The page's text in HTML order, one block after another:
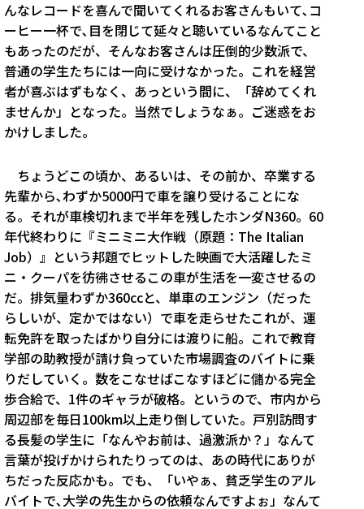
んなレコードを喜んで聞いてくれるお客さんもいて､コ
ーヒー一杯で､目を閉じて延々と聴いているなんてこと
もあったのだが、そんなお客さんは圧倒的少数派で、
普通の学生たちには一向に受けなかった。これを経営
者が喜ぶはずもなく、あっという間に、「辞めてくれ
ませんか」となった。当然でしょうなぁ。ご迷惑をお
かけしました。
ちょうどこの頃か、あるいは、その前か、卒業する
先輩から､わずか5000円で車を譲り受けることにな
る。それが車検切れまで半年を残したホンダN360。60
年代終わりに『ミニミニ大作戦（原題：The Italian
Job）』という邦題でヒットした映画で大活躍したミ
ニ・クーパを彷彿させるこの車が生活を一変させるの
だ。排気量わずか360ccと、単車のエンジン（だった
らしいが、定かではない）で車を走らせたこれが、運
転免許を取ったばかり自分には渡りに船。これで教育
学部の助教授が請け負っていた市場調査のバイトに乗
りだしていく。数をこなせばこなすほどに儲かる完全
歩合給で、1件のギャラが破格。というので、市内から
周辺部を毎日100km以上走り倒していた。戸別訪問す
る長髪の学生に「なんやお前は、過激派か？」なんて
言葉が投げかけられたりってのは、あの時代にありが
ちだった反応かも。でも、「いやぁ、貧乏学生のアル
バイトで､大学の先生からの依頼なんですよぉ」なんて